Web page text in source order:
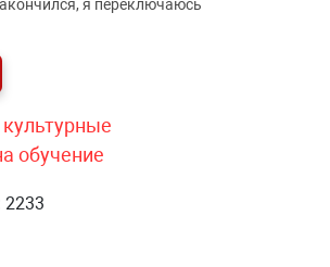
я переключаюсь
обучение
2233